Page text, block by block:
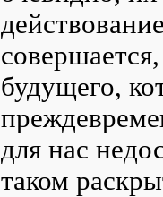
будущего,
для нас
таком